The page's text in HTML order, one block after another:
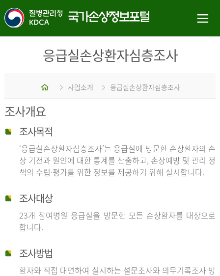
응급실손상환자심층조사
홈 사업소개 응급실손상환자심층조사
조사개요
조사목적
‘응급실손상환자심층조사’는 응급실에 방문한 손상환자의 손
상 기전과 원인에 대한 통계를 산출하고, 손상예방 및 관리 정
책의 수립·평가를 위한 정보를 제공하기 위해 실시합니다.
조사대상
23개 참여병원 응급실을 방문한 모든 손상환자를 대상으로
합니다.
조사방법
환자와 직접 대면하여 실시하는 설문조사와 의무기록조사 방